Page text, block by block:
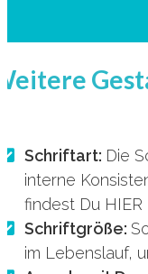
Schriftart: Die
interne
findest Du HIER
Schriftgröße:
im Lebenslauf,